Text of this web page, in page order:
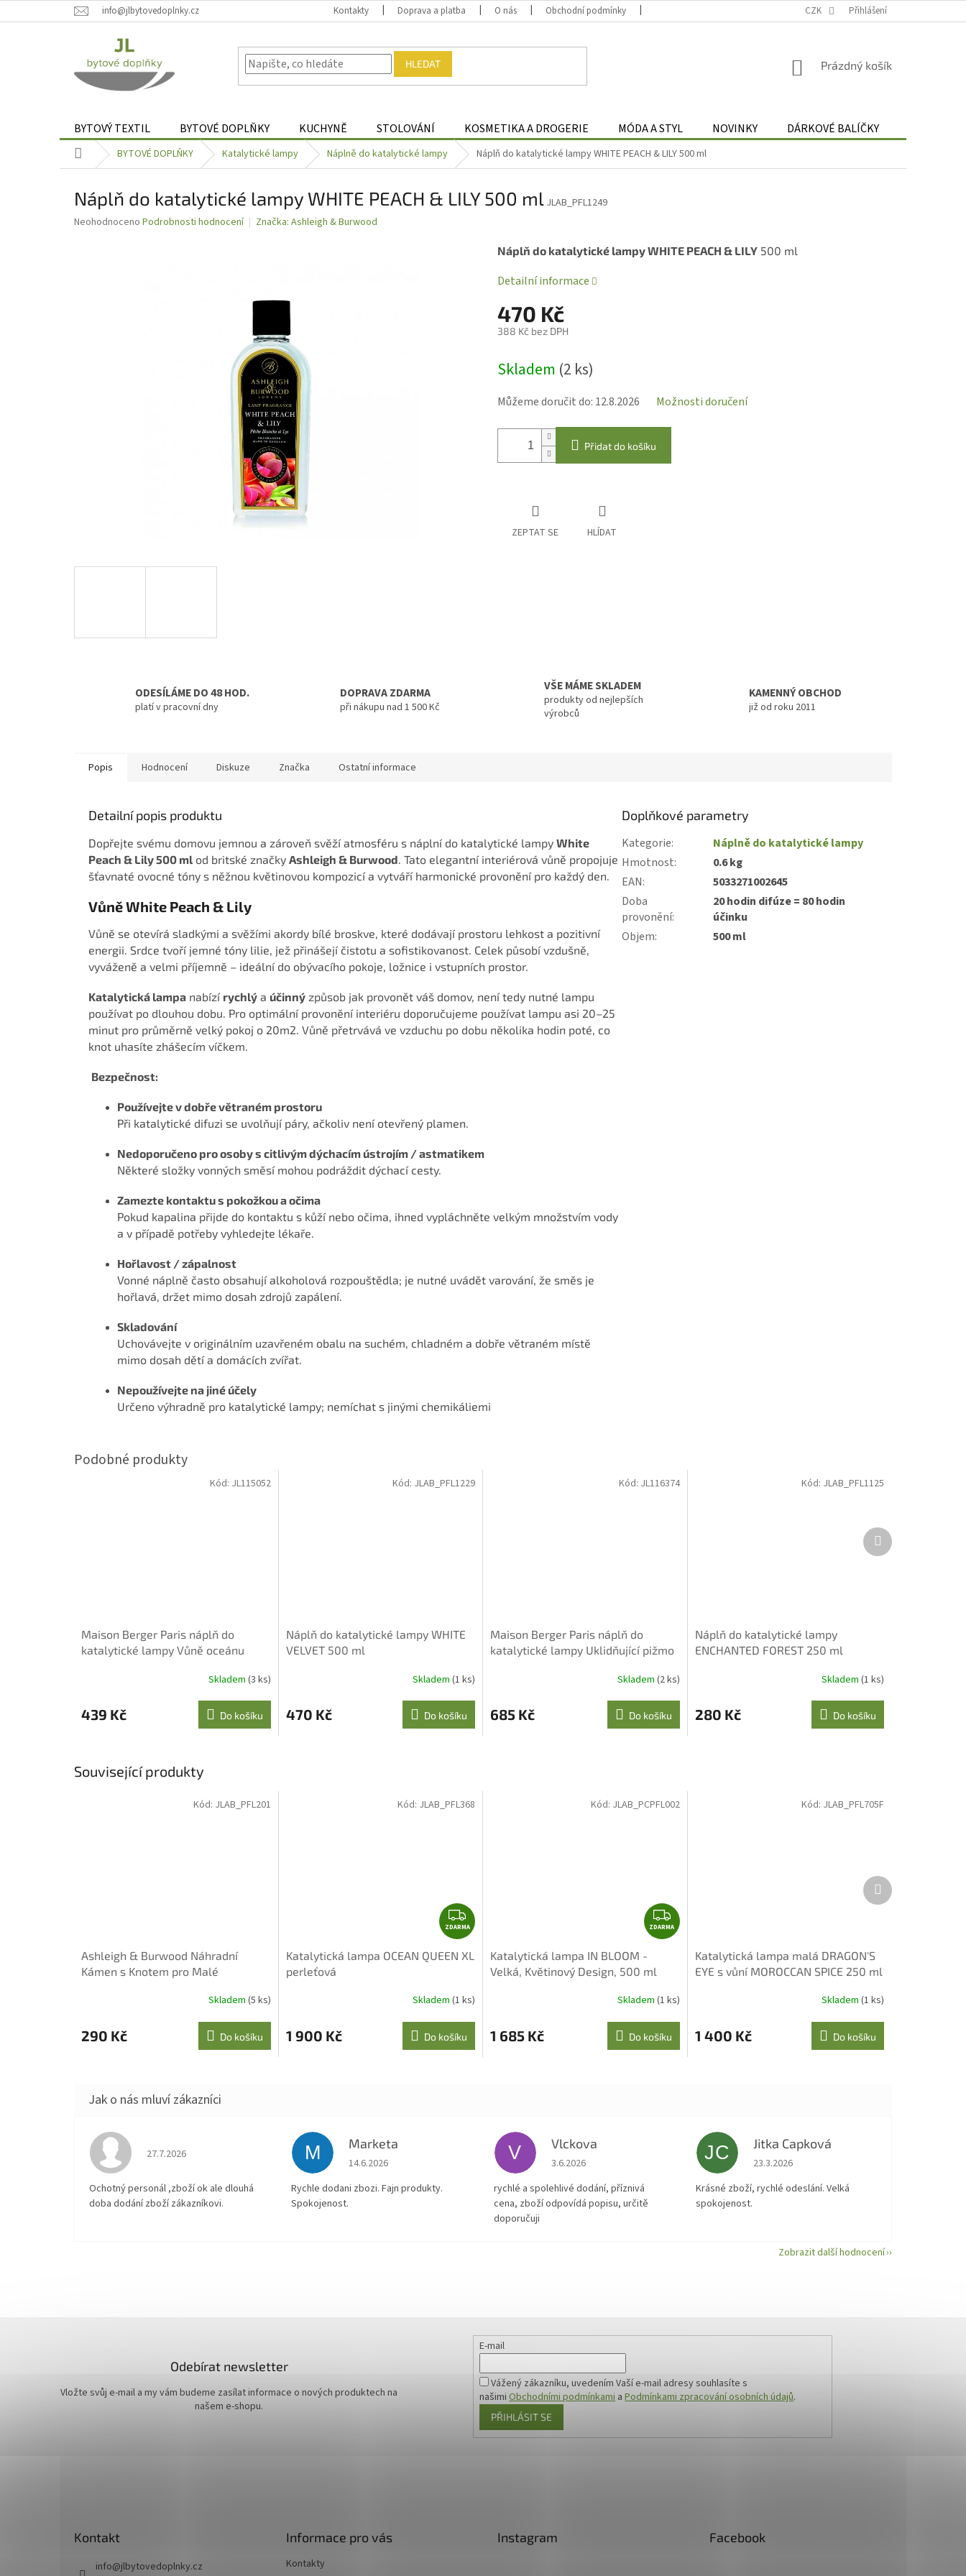
na
info@jlbytovedoplnky.cz Kontakty Doprava a platba O nás Obchodní podmínky Odstoupení od smlouvy
CZK Přihlášení
HLEDAT
NÁKUPNÍ
Prázdný košík
BYTOVÝ TEXTIL BYTOVÉ DOPLŇKY KUCHYNĚ STOLOVÁNÍ KOSMETIKA A DROGERIE MÓDA A STYL NOVINKY DÁRKOVÉ BALÍČKY
Domů BYTOVÉ DOPLŇKY Katalytické lampy Náplně do katalytické lampy Náplň do katalytické lampy WHITE PEACH & LILY 500 ml
Náplň do katalytické lampy WHITE PEACH & LILY 500 ml JLAB_PFL1249
Průměrné
Neohodnoceno Podrobnosti hodnocení Značka: Ashleigh & Burwood
470 Kč
388 Kč bez DPH
cena:
Skladem (2 ks)
Můžeme doručit do: 12.8.2026 Možnosti doručení
Přidat do košíku
Náplň do katalytické lampy WHITE PEACH & LILY 500 ml
Detailní informace
ZEPTAT SE HLÍDAT
ODESÍLÁME DO 48 HOD.
platí v pracovní dny
DOPRAVA ZDARMA
při nákupu nad 1 500 Kč
VŠE MÁME SKLADEM
produkty od nejlepších
výrobců
KAMENNÝ OBCHOD
již od roku 2011
Popis Hodnocení Diskuze Značka Ostatní informace
Detailní popis produktu
Dopřejte svému domovu jemnou a zároveň svěží atmosféru s náplní do katalytické lampy White
Peach & Lily 500 ml od britské značky Ashleigh & Burwood . Tato elegantní interiérová vůně propojuje
šťavnaté ovocné tóny s něžnou květinovou kompozicí a vytváří harmonické provonění pro každý den.
Vůně White Peach & Lily
Vůně se otevírá sladkými a svěžími akordy bílé broskve, které dodávají prostoru lehkost a pozitivní
energii. Srdce tvoří jemné tóny lilie, jež přinášejí čistotu a sofistikovanost. Celek působí vzdušně,
vyváženě a velmi příjemně – ideální do obývacího pokoje, ložnice i vstupních prostor.
Katalytická lampa nabízí rychlý a účinný způsob jak provonět váš domov, není tedy nutné lampu
používat po dlouhou dobu. Pro optimální provonění interiéru doporučujeme používat lampu asi 20–25
minut pro průměrně velký pokoj o 20m2. Vůně přetrvává ve vzduchu po dobu několika hodin poté, co
knot uhasíte zhášecím víčkem.
Bezpečnost:
Používejte v dobře větraném prostoru
Při katalytické difuzi se uvolňují páry, ačkoliv není otevřený plamen.
Nedoporučeno pro osoby s citlivým dýchacím ústrojím / astmatikem
Některé složky vonných směsí mohou podráždit dýchací cesty.
Zamezte kontaktu s pokožkou a očima
Pokud kapalina přijde do kontaktu s kůží nebo očima, ihned vypláchněte velkým množstvím vody
a v případě potřeby vyhledejte lékaře.
Hořlavost / zápalnost
Vonné náplně často obsahují alkoholová rozpouštědla; je nutné uvádět varování, že směs je
hořlavá, držet mimo dosah zdrojů zapálení.
Skladování
Uchovávejte v originálním uzavřeném obalu na suchém, chladném a dobře větraném místě
mimo dosah dětí a domácích zvířat.
Nepoužívejte na jiné účely
Určeno výhradně pro katalytické lampy; nemíchat s jinými chemikáliemi
Doplňkové parametry
Kategorie:
Náplně do katalytické lampy
Hmotnost:
0.6 kg
EAN:
5033271002645
Doba
provonění:
20 hodin difúze = 80 hodin
účinku
Objem: 500 ml
Maison Berger Paris náplň do
katalytické lampy Vůně oceánu
Skladem (3 ks)
439 Kč Do košíku
Kód: JL115052
Náplň do katalytické lampy WHITE
VELVET 500 ml
Skladem (1 ks)
470 Kč Do košíku
Kód: JLAB_PFL1229
Maison Berger Paris náplň do
katalytické lampy Uklidňující pižmo
Skladem (2 ks)
685 Kč Do košíku
Kód: JL116374
Náplň do katalytické lampy
ENCHANTED FOREST 250 ml
Skladem (1 ks)
280 Kč Do košíku
Kód: JLAB_PFL1125
Další
produkt
Související produkty
Ashleigh & Burwood Náhradní
Kámen s Knotem pro Malé
Skladem (5 ks)
290 Kč Do košíku
Kód: JLAB_PFL201
Z
D
A
R
A
ZDARMA
Katalytická lampa OCEAN QUEEN XL
perleťová
Skladem (1 ks)
1 900 Kč Do košíku
Kód: JLAB_PFL368
Z
D
A
ZDARMA
Katalytická lampa IN BLOOM -
Velká, Květinový Design, 500 ml
Skladem (1 ks)
1 685 Kč Do košíku
Kód: JLAB_PCPFL002
Katalytická lampa malá DRAGON'S
EYE s vůní MOROCCAN SPICE 250 ml
produktu
je
Skladem(1 ks)
1 400 Kč Do košíku
Kód: JLAB_PFL705F
Další
produkt
Hodnocení obchodu je 4 z 5 hvězdiček.
27.7.2026
Ochotný personál ,zboží ok ale dlouhá
doba dodání zboží zákazníkovi.
M Marketa
Hodnocení obchodu je 5 z 5 hvězdiček.
14.6.2026
Rychle dodani zbozi. Fajn produkty.
Spokojenost.
V Vlckova
Hodnocení obchodu je 5 z 5 hvězdiček.
3.6.2026
rychlé a spolehlivé dodání, příznivá
cena, zboží odpovídá popisu, určitě
doporučuji
JC Jitka Capková
Hodnocení obchodu je 5 z 5 hvězdiček.
23.3.2026
Krásné zboží, rychlé odeslání. Velká
spokojenost.
Zobrazit další hodnocení
Odebírat newsletter
Vložte svůj e-mail a my vám budeme zasílat informace o nových produktech na
našem e-shopu.
E-mail
Vážený zákazníku, uvedením Vaší e-mail adresy souhlasíte s
našimiObchodními podmínkami aPodmínkami zpracování osobních údajů.
PŘIHLÁSIT SE
Kontakt
info@jlbytovedoplnky.cz
Informace pro vás
Kontakty
Instagram Facebook